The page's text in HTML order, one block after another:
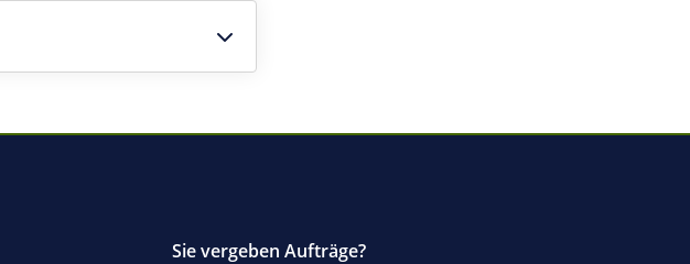
Sie vergeben Aufträge?